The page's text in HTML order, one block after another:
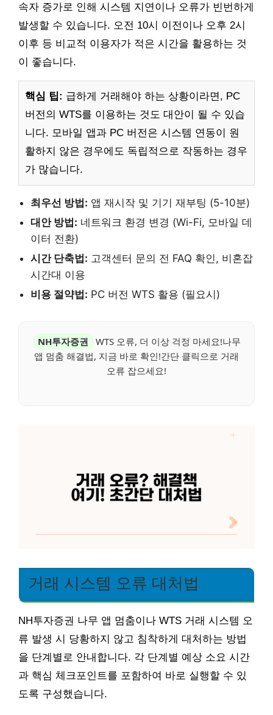
속자 증가로 인해 시스템 지연이나 오류가 빈번하게
발생할 수 있습니다. 오전 10시 이전이나 오후 2시
이후 등 비교적 이용자가 적은 시간을 활용하는 것
이 좋습니다.
핵심 팁: 급하게 거래해야 하는 상황이라면, PC
버전의 WTS를 이용하는 것도 대안이 될 수 있습
니다. 모바일 앱과 PC 버전은 시스템 연동이 원
활하지 않은 경우에도 독립적으로 작동하는 경우
가 많습니다.
최우선 방법: 앱 재시작 및 기기 재부팅 (5-10분)
대안 방법: 네트워크 환경 변경 (Wi-Fi, 모바일 데
이터 전환)
시간 단축법: 고객센터 문의 전 FAQ 확인, 비혼잡
시간대 이용
비용 절약법: PC 버전 WTS 활용 (필요시)
NH투자증권
WTS 오류, 더 이상 걱정 마세요!나무
앱 멈춤 해결법, 지금 바로 확인!간단 클릭으로 거래
오류 잡으세요!
거래 시스템 오류 대처법
NH투자증권 나무 앱 멈춤이나 WTS 거래 시스템 오
류 발생 시 당황하지 않고 침착하게 대처하는 방법
을 단계별로 안내합니다. 각 단계별 예상 소요 시간
과 핵심 체크포인트를 포함하여 바로 실행할 수 있
도록 구성했습니다.